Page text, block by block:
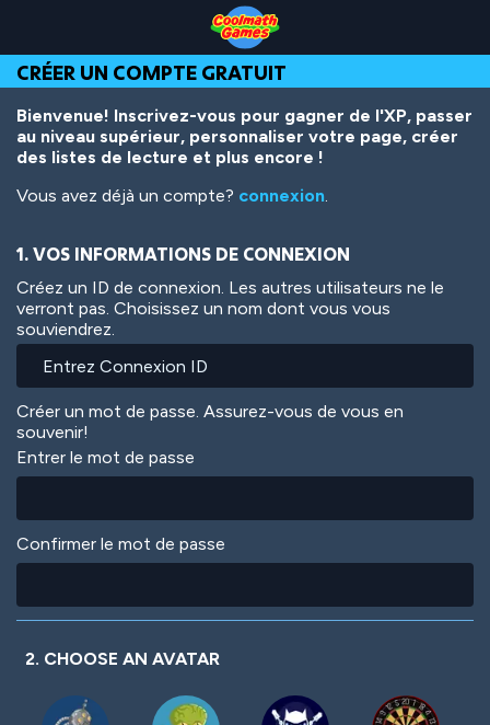
Top
of
Page
Navigation
Main
Content
Footer
contenu
principal
CRÉER UN COMPTE GRATUIT
Bienvenue! Inscrivez-vous pour gagner de l'XP, passer
au niveau supérieur, personnaliser votre page, créer
des listes de lecture et plus encore !
Vous avez déjà un compte? connexion.
1. VOS INFORMATIONS DE CONNEXION
Créez un ID de connexion. Les autres utilisateurs ne le
verront pas. Choisissez un nom dont vous vous
souviendrez.
Créer un mot de passe. Assurez-vous de vous en
souvenir!
Entrer le mot de passe
Confirmer le mot de passe
2. CHOOSE AN AVATAR